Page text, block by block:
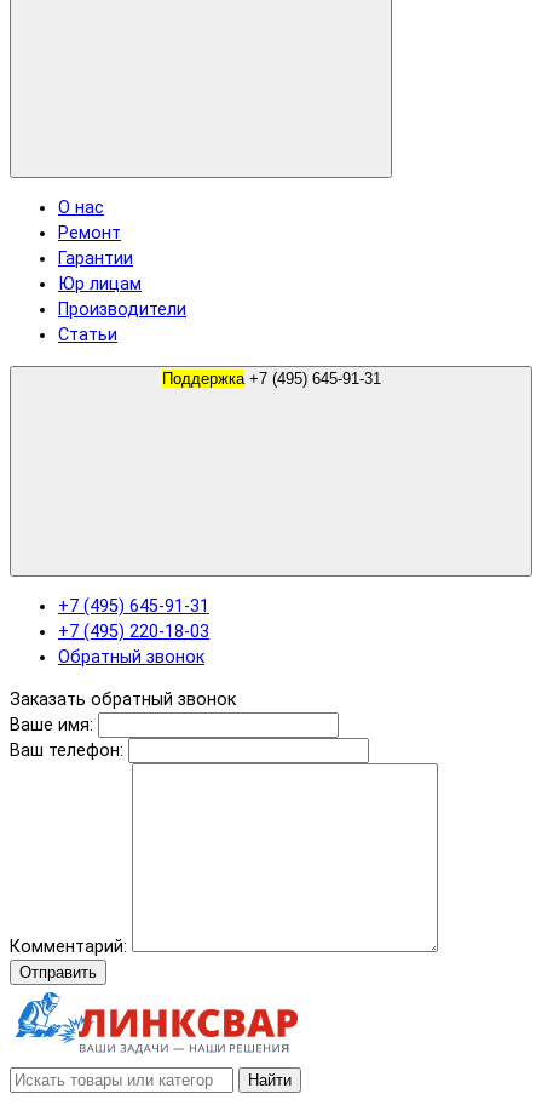
О нас
Ремонт
Гарантии
Юр лицам
Производители
Статьи
Поддержка
+7 (495) 645-91-31
+7 (495) 220-18-03
Обратный звонок
Заказать обратный звонок
Ваше имя:
Ваш телефон:
Комментарий:
Отправить
Найти